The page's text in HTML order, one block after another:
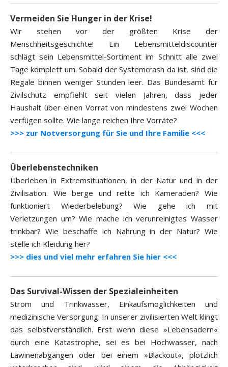
Vermeiden Sie Hunger in der Krise!
Wir stehen vor der größten Krise der
Menschheitsgeschichte! Ein Lebensmitteldiscounter
schlägt sein Lebensmittel-Sortiment im Schnitt alle zwei
Tage komplett um. Sobald der Systemcrash da ist, sind die
Regale binnen weniger Stunden leer. Das Bundesamt für
Zivilschutz empfiehlt seit vielen Jahren, dass jeder
Haushalt über einen Vorrat von mindestens zwei Wochen
verfügen sollte. Wie lange reichen Ihre Vorräte?
>>> zur Notversorgung für Sie und Ihre Familie <<<
Überlebenstechniken
Überleben in Extremsituationen, in der Natur und in der
Zivilisation. Wie berge und rette ich Kameraden? Wie
funktioniert Wiederbelebung? Wie gehe ich mit
Verletzungen um? Wie mache ich verunreinigtes Wasser
trinkbar? Wie beschaffe ich Nahrung in der Natur? Wie
stelle ich Kleidung her?
>>> dies und viel mehr erfahren Sie hier <<<
Das Survival-Wissen der Spezialeinheiten
Strom und Trinkwasser, Einkaufsmöglichkeiten und
medizinische Versorgung: In unserer zivilisierten Welt klingt
das selbstverständlich. Erst wenn diese »Lebensadern«
durch eine Katastrophe, sei es bei Hochwasser, nach
Lawinenabgängen oder bei einem »Blackout«, plötzlich